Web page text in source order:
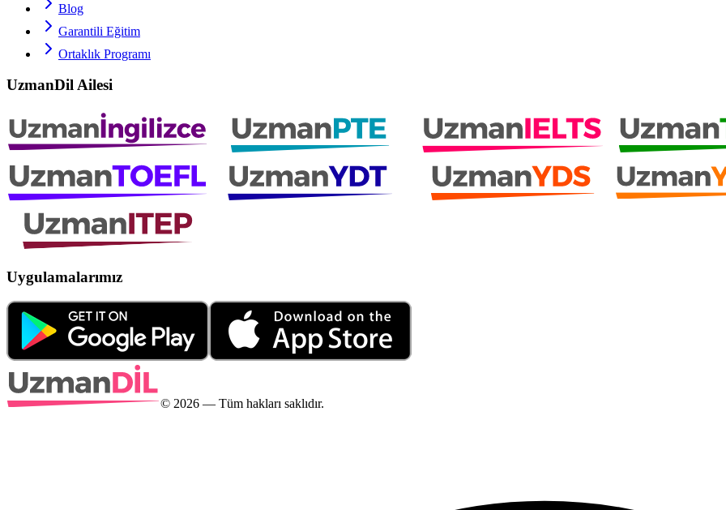
Blog
Garantili Eğitim
Ortaklık Programı
UzmanDil Ailesi
Uygulamalarımız
© 2026 — Tüm hakları saklıdır.